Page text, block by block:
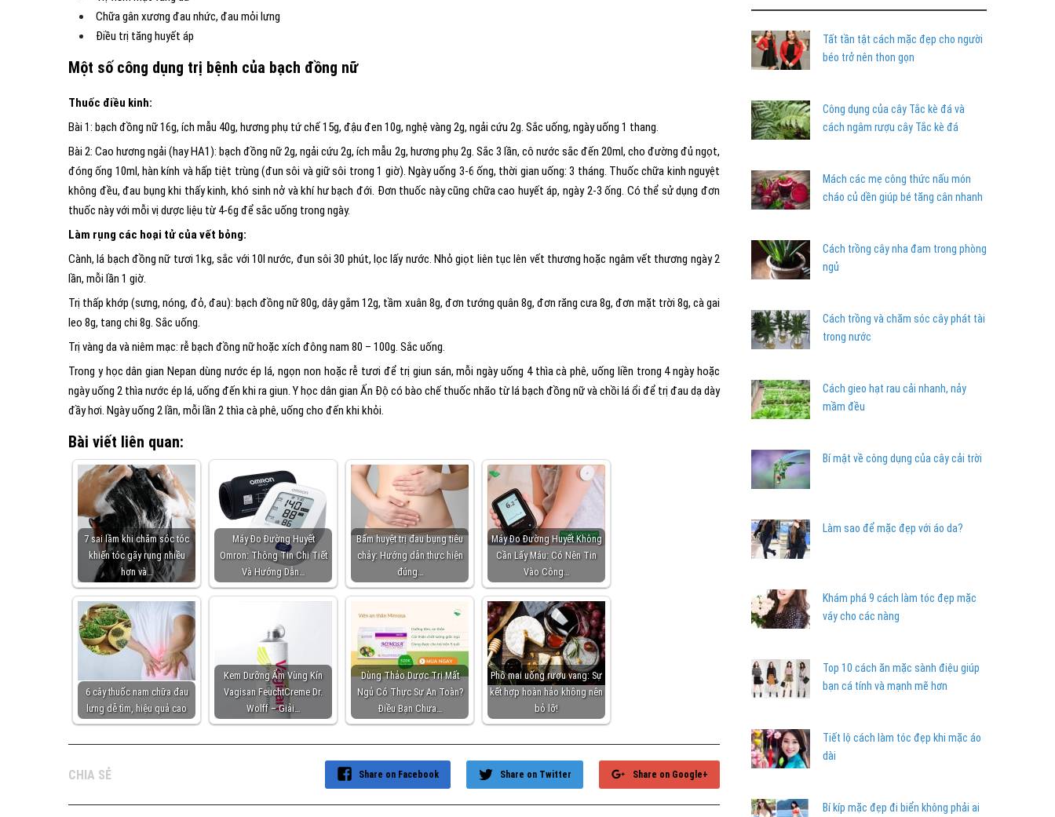
Chữa gân xương đau nhức, đau mỏi lưng
Điều trị tăng huyết áp
Một số công dụng trị bệnh của bạch đồng nữ
Thuốc điều kinh:
Bài 1: bạch đồng nữ 16g, ích mẫu 40g, hương phụ tứ chế 15g, đậu đen 10g, nghệ vàng 2g, ngải cứu 2g. Sắc uống, ngày uống 1 thang.
Bài 2: Cao hương ngải (hay HA1): bạch đồng nữ 2g, ngải cứu 2g, ích mẫu 2g, hương phụ 2g. Sắc 3 lần, cô nước sắc đến 20ml, cho đường đủ ngọt,
đóng ống 10ml, hàn kính và hấp tiệt trùng (đun sôi và giữ sôi trong 1 giờ). Ngày uống 3-6 ống, thời gian uống: 3 tháng. Thuốc chữa kinh nguyệt
không đều, đau bụng khi thấy kinh, khó sinh nở và khí hư bạch đới. Đơn thuốc này cũng chữa cao huyết áp, ngày 2-3 ống. Có thể sử dụng đơn
thuốc này với mỗi vị dược liệu từ 4-6g để sắc uống trong ngày.
Làm rụng các hoại tử của vết bỏng:
Cành, lá bạch đồng nữ tươi 1kg, sắc với 10l nước, đun sôi 30 phút, lọc lấy nước. Nhỏ giọt liên tục lên vết thương hoặc ngâm vết thương ngày 2
lần, mỗi lần 1 giờ.
Trị thấp khớp (sưng, nóng, đỏ, đau): bạch đồng nữ 80g, dây gắm 12g, tầm xuân 8g, đơn tướng quân 8g, đơn răng cưa 8g, đơn mặt trời 8g, cà gai
leo 8g, tang chi 8g. Sắc uống.
Trị vàng da và niêm mạc: rễ bạch đồng nữ hoặc xích đông nam 80 – 100g. Sắc uống.
Trong y học dân gian Nepan dùng nước ép lá, ngọn non hoặc rễ tươi để trị giun sán, mỗi ngày uống 4 thìa cà phê, uống liền trong 4 ngày hoặc
ngày uống 2 thìa nước ép lá, uống đến khi ra giun. Y học dân gian Ấn Độ có bào chế thuốc nhão từ lá bạch đồng nữ và chồi lá ổi để trị đau dạ dày
đầy hơi. Ngày uống 2 lần, mỗi lần 2 thìa cà phê, uống cho đến khi khỏi.
Bài viết liên quan:
7 sai lầm khi chăm sóc tóc
khiến tóc gãy rụng nhiều
hơn và…
Máy Đo Đường Huyết
Omron: Thông Tin Chi Tiết
Và Hướng Dẫn…
Bấm huyệt trị đau bụng tiêu
chảy: Hướng dẫn thực hiện
đúng…
Máy Đo Đường Huyết Không
Cần Lấy Máu: Có Nên Tin
Vào Công…
6 cây thuốc nam chữa đau
lưng dễ tìm, hiệu quả cao
Kem Dưỡng Ẩm Vùng Kín
Vagisan FeuchtCreme Dr.
Wolff – Giải…
Dùng Thảo Dược Trị Mất
Ngủ Có Thực Sự An Toàn?
Điều Bạn Chưa…
Phô mai uống rượu vang: Sự
kết hợp hoàn hảo không nên
bỏ lỡ!
CHIA SẺ Share on Google+
Share on Twitter
Share on Facebook
Tất tần tật cách mặc đẹp cho người
béo trở nên thon gọn
Công dụng của cây Tắc kè đá và
cách ngâm rượu cây Tắc kè đá
Mách các mẹ công thức nấu món
cháo củ dền giúp bé tăng cân nhanh
Cách trồng cây nha đam trong phòng
ngủ
Cách trồng và chăm sóc cây phát tài
trong nước
Cách gieo hạt rau cải nhanh, nảy
mầm đều
Bí mật về công dụng của cây cải trời
Làm sao để mặc đẹp với áo da?
Khám phá 9 cách làm tóc đẹp mặc
váy cho các nàng
Top 10 cách ăn mặc sành điệu giúp
bạn cá tính và mạnh mẽ hơn
Tiết lộ cách làm tóc đẹp khi mặc áo
dài
Bí kíp mặc đẹp đi biển không phải ai